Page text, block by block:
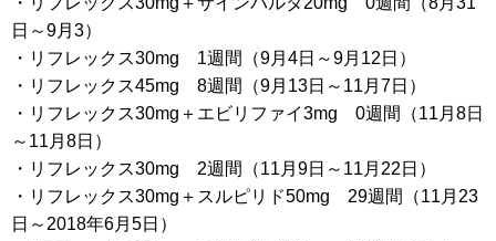
日～9月3）
・リフレックス30mg 1週間（9月4日～9月12日）
・リフレックス45mg 8週間（9月13日～11月7日）
・リフレックス30mg＋エビリファイ3mg 0週間（11月8日
～11月8日）
・リフレックス30mg 2週間（11月9日～11月22日）
・リフレックス30mg＋スルピリド50mg 29週間（11月23
日～2018年6月5日）